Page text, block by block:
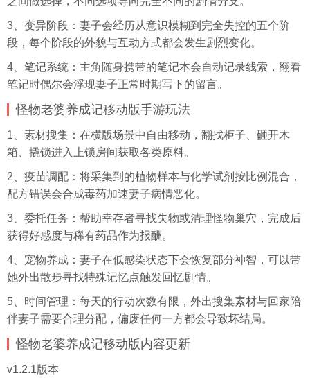
3、变异阶段：妻子会经历从意识模糊到完全失控的五个阶
段，每个阶段的外貌与互动方式都会发生剧烈变化。
4、笔记系统：主角随身携带的笔记本会自动记录线索，翻看
笔记时偶尔会浮现妻子正常时期写下的留言。
怪物老婆养成记移动版手游玩法
1、素材搜集：在横版场景中自由移动，翻找柜子、砸开木
箱、撬锁进入上锁房间获取各类原料。
2、疫苗调配：将采集到的植物样本与化学试剂按比例混合，
配方错误会合成毒药加速妻子病情恶化。
3、委托任务：帮助幸存者寻找失物或清理怪物巢穴，完成后
获得好感度与稀有药品作为报酬。
4、宠物养成：妻子在低感染状态下会恢复部分神智，可以带
她外出散步寻找特殊记忆点触发回忆剧情。
5、时间管理：每天的行动次数有限，外出搜集素材与回家陪
伴妻子需要合理分配，偏废任何一方都会导致坏结局。
怪物老婆养成记移动版内容更新
v1.2.1版本